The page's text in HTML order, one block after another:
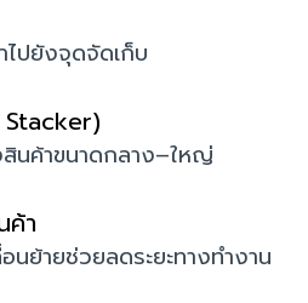
ไปยังจุดจัดเก็บ
สินค้าขนาดกลาง–ใหญ่
ค้า
นย้ายช่วยลดระยะทางทำงาน